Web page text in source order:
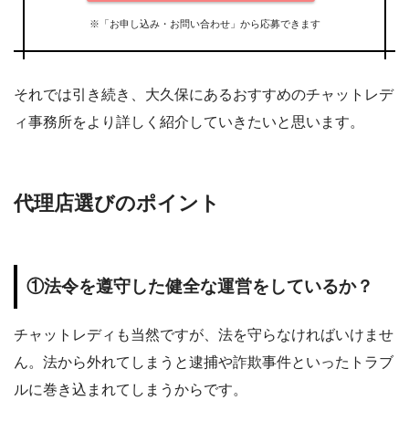
※「お申し込み・お問い合わせ」から応募できます
それでは引き続き、大久保にあるおすすめのチャットレデ
ィ事務所をより詳しく紹介していきたいと思います。
代理店選びのポイント
①法令を遵守した健全な運営をしているか？
チャットレディも当然ですが、法を守らなければいけませ
ん。法から外れてしまうと逮捕や詐欺事件といったトラブ
ルに巻き込まれてしまうからです。